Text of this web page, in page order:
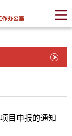
目申报的通知